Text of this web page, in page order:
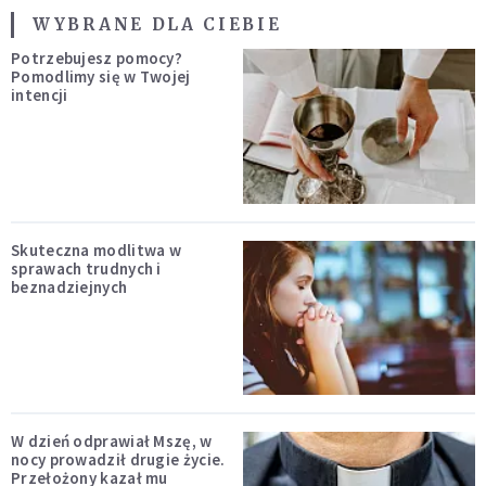
WYBRANE DLA CIEBIE
Potrzebujesz pomocy?
Pomodlimy się w Twojej
intencji
Skuteczna modlitwa w
sprawach trudnych i
beznadziejnych
W dzień odprawiał Mszę, w
nocy prowadził drugie życie.
Przełożony kazał mu